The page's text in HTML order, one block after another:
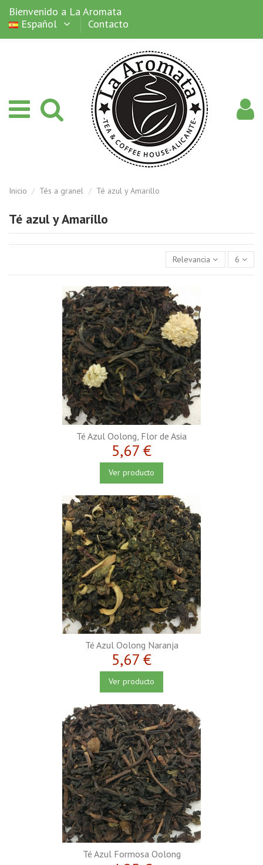
Bienvenido a La Aromata
Español
Contacto
Inicio Tés a granel Té azul y Amarillo
Té azul y Amarillo
Relevancia 6
Té Azul Oolong, Flor de Asia
5,67 €
Ver producto
Té Azul Oolong Naranja
5,67 €
Ver producto
Té Azul Formosa Oolong